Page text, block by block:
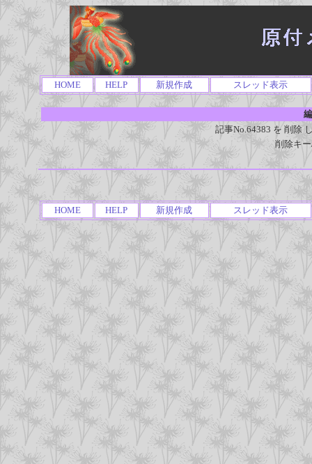
HOME HELP 新規作成 スレッド表示
記事No.64383 を 削除
削除キ
HOME HELP 新規作成 スレッド表示